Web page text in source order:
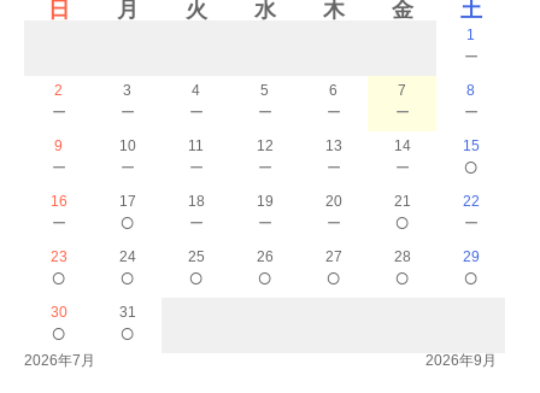
日
月 火 水 木 金 土
1
－
2
－
3
－
4
－
5
－
6
－
7
－
8
－
9
－
10
－
11
－
12
－
13
－
14
－
15
○
16
－
17
○
18
－
19
－
20
－
21
○
22
－
23
○
24
○
25
○
26
○
27
○
28
○
29
○
30
○
31
○
2026年7月 2026年9月